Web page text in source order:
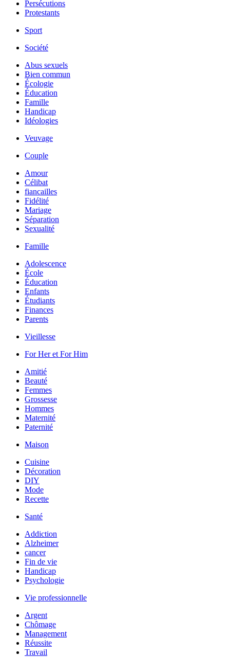
Persécutions
Protestants
Sport
Société
Abus sexuels
Bien commun
Écologie
Éducation
Famille
Handicap
Idéologies
Veuvage
Couple
Amour
Célibat
fiancailles
Fidélité
Mariage
Séparation
Sexualité
Famille
Adolescence
École
Éducation
Enfants
Étudiants
Finances
Parents
Vieillesse
For Her et For Him
Amitié
Beauté
Femmes
Grossesse
Hommes
Maternité
Paternité
Maison
Cuisine
Décoration
DIY
Mode
Recette
Santé
Addiction
Alzheimer
cancer
Fin de vie
Handicap
Psychologie
Vie professionnelle
Argent
Chômage
Management
Réussite
Travail